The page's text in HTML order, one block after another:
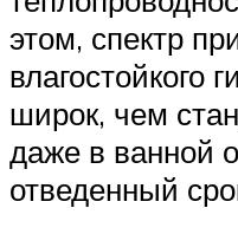
этом, спектр
влагостойкого
широк, чем
даже в ванной
отведенный